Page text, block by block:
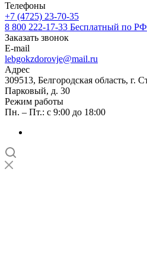
Телефоны
+7 (4725) 23-70-35
8 800 222-17-33 Бесплатный по РФ
Заказать звонок
E-mail
lebgokzdorovje@mail.ru
Адрес
309513, Белгородская область, г.
Парковый, д. 30
Режим работы
Пн. – Пт.: с 9:00 до 18:00